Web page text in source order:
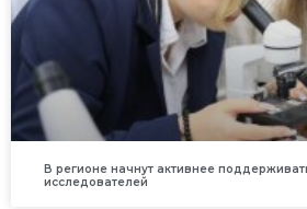
В регионе начнут активнее
исследователей